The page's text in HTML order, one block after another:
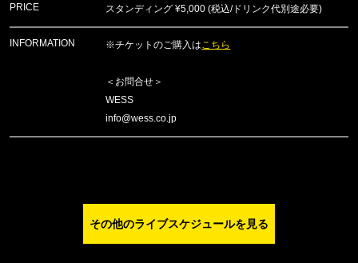
PRICE スタンディング ¥5,000 (税込/ドリンク代別途必要)
INFORMATION ※チケットのご購入は こちら
＜お問合せ＞
WESS
info@wess.co.jp
その他のライブスケジュールを見る